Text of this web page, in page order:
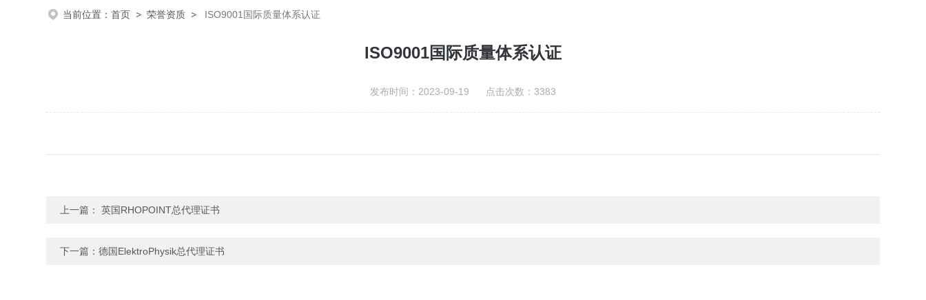
当前位置：首页 >荣誉资质 > ISO9001国际质量体系认证
ISO9001国际质量体系认证
发布时间：2023-09-19 点击次数：3383
上一篇： 英国RHOPOINT总代理证书
下一篇：德国ElektroPhysik总代理证书